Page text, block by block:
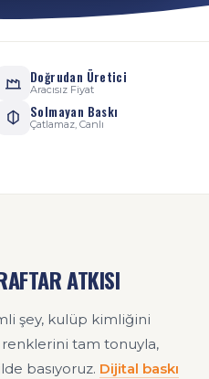
Doğrudan Üretici
Aracısız Fiyat
Solmayan Baskı
Çatlamaz, Canlı
ATKISI
şey, kulüp kimliğini
renklerini tam tonuyla,
basıyoruz. Dijital baskı